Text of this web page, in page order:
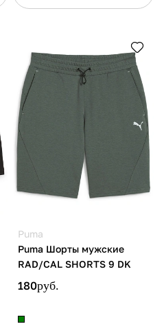
Puma
Puma Шорты мужские
RAD/CAL SHORTS 9 DK
180руб.